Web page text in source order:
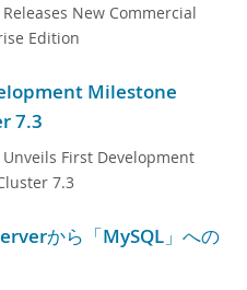
New Commercial
Edition
Milestone
7.3
First Development
7.3
から「MySQL」への